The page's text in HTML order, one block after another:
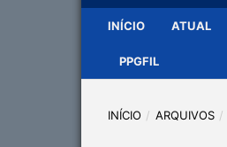
INÍCIO ATUAL
PPGFIL
INÍCIO / ARQUIVOS /